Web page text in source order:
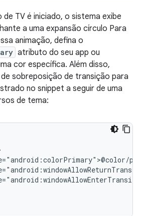
de TV é iniciado, o sistema exibe
a uma expansão círculo Para
animação, defina o
atributo do seu app ou
cor específica. Além disso,
sobreposição de transição para
no snippet a seguir de uma
de tema: